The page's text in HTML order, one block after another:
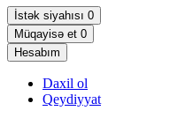
İstək siyahısı 0
Müqayisə et 0
Hesabım
Daxil ol
Qeydiyyat